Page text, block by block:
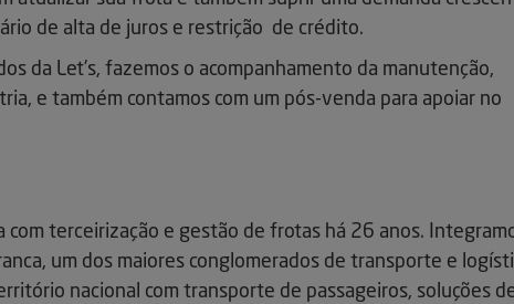
de alta de juros e restrição de crédito.
da Let’s, fazemos o acompanhamento da manutenção,
e também contamos com um pós-venda para apoiar no
com terceirização e gestão de frotas há 26 anos.
um dos maiores conglomerados de transporte e
nacional com transporte de passageiros, soluções